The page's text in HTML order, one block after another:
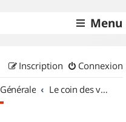
Menu
Connexion
Inscription
Générale Le coin des vidéastes